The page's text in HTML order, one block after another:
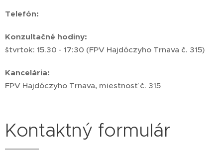
Telefón:
Konzultačné hodiny:
štvrtok: 15.30 - 17:30 (FPV Hajdóczyho Trnava č. 315)
Kancelária:
FPV Hajdóczyho Trnava, miestnosť č. 315
Kontaktný formulár